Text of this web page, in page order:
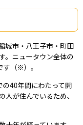
城市・八王子市・町田
。ニュータウン全体の
す（※）。
40年間にわたって開
が住んでいるため、